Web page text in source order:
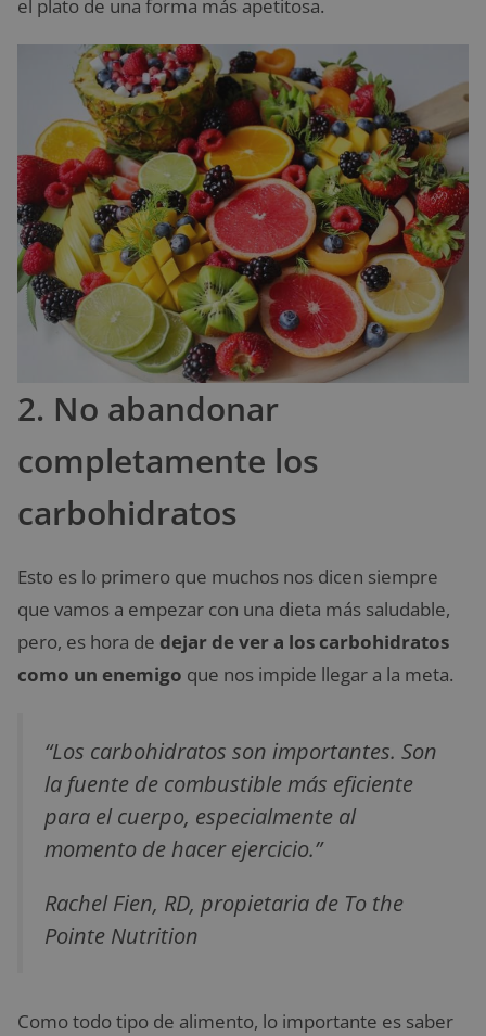
el plato de una forma más apetitosa.
2. No abandonar
completamente los
carbohidratos
Esto es lo primero que muchos nos dicen siempre
que vamos a empezar con una dieta más saludable,
pero, es hora de dejar de ver a los carbohidratos
como un enemigo que nos impide llegar a la meta.
“Los carbohidratos son importantes. Son
la fuente de combustible más eficiente
para el cuerpo, especialmente al
momento de hacer ejercicio.”
Rachel Fien, RD, propietaria de To the
Pointe Nutrition
Como todo tipo de alimento, lo importante es saber